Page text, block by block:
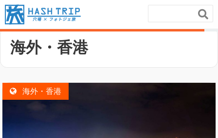
ホーム/ 海外・香港
海外・香港
海外・香港